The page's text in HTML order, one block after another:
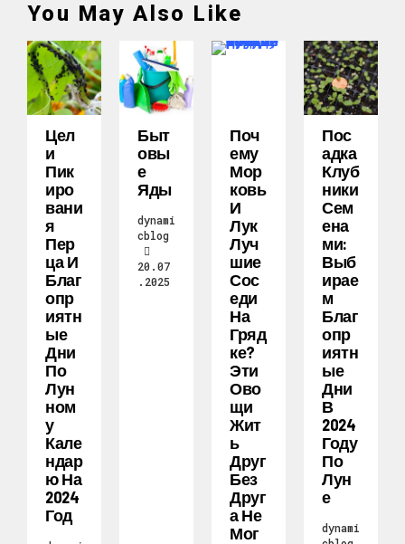
You May Also Like
Цел
И
Пик
Иро
Вани
Я
Пер
Ца И
Благ
Опр
Иятн
Ые
Дни
По
Лун
Ном
У
Кале
Ндар
Ю На
2024
Год
Быт
Овы
Е
Яды
dynami
cblog
20.07
.2025
Поч
Ему
Мор
Ковь
И
Лук
Луч
Шие
Сос
Еди
На
Гряд
Ке?
Эти
Ово
Щи
Жит
Ь
Друг
Без
Друг
А Не
Мог
Пос
Адка
Клуб
Ники
Сем
Ена
Ми:
Выб
Ирае
М
Благ
Опр
Иятн
Ые
Дни
В
2024
Году
По
Лун
Е
dynami